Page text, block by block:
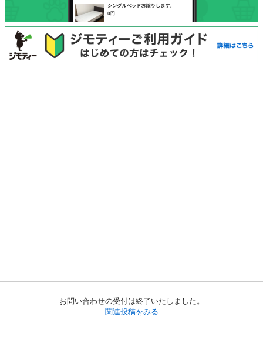
お問い合わせの受付は終了いたしました。
関連投稿をみる